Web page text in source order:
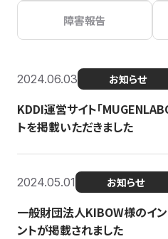
障害報告
2024.06.03 お知らせ
KDDI運営サイト「
トを掲載いただきました
2024.05.01 お知らせ
一般財団法人KIBOW様のイ
ントが掲載されました